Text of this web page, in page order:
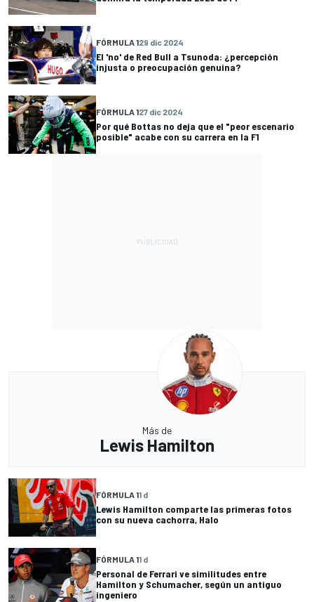
FÓRMULA 129 dic 2024
El 'no' de Red Bull a Tsunoda: ¿percepción
injusta o preocupación genuina?
FÓRMULA 127 dic 2024
Por qué Bottas no deja que el "peor escenario
posible" acabe con su carrera en la F1
Más de
Lewis Hamilton
FÓRMULA 11 d
Lewis Hamilton comparte las primeras fotos
con su nueva cachorra, Halo
FÓRMULA 11 d
Personal de Ferrari ve similitudes entre
Hamilton y Schumacher, según un antiguo
ingeniero